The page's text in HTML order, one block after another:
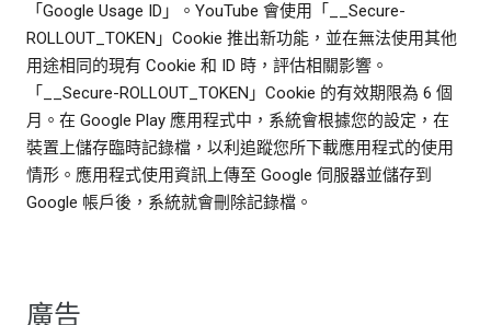
「Google Usage ID」。YouTube 會使用「__Secure-
ROLLOUT_TOKEN」Cookie 推出新功能，並在無法使用其他
用途相同的現有 Cookie 和 ID 時，評估相關影響。
「__Secure-ROLLOUT_TOKEN」Cookie 的有效期限為 6 個
月。在 Google Play 應用程式中，系統會根據您的設定，在
裝置上儲存臨時記錄檔，以利追蹤您所下載應用程式的使用
情形。應用程式使用資訊上傳至 Google 伺服器並儲存到
Google 帳戶後，系統就會刪除記錄檔。
廣告